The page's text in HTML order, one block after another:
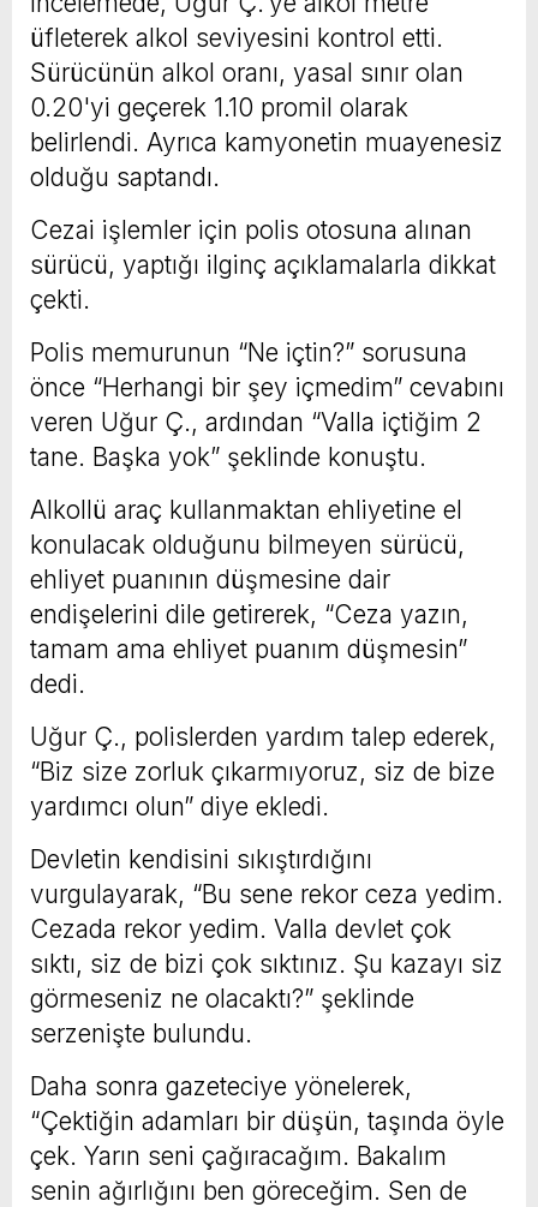
üfleterek alkol seviyesini kontrol etti.
Sürücünün alkol oranı, yasal sınır olan
0.20'yi geçerek 1.10 promil olarak
belirlendi. Ayrıca kamyonetin muayenesiz
olduğu saptandı.
Cezai işlemler için polis otosuna alınan
sürücü, yaptığı ilginç açıklamalarla dikkat
çekti.
Polis memurunun “Ne içtin?” sorusuna
önce “Herhangi bir şey içmedim” cevabını
veren Uğur Ç., ardından “Valla içtiğim 2
tane. Başka yok” şeklinde konuştu.
Alkollü araç kullanmaktan ehliyetine el
konulacak olduğunu bilmeyen sürücü,
ehliyet puanının düşmesine dair
endişelerini dile getirerek, “Ceza yazın,
tamam ama ehliyet puanım düşmesin”
dedi.
Uğur Ç., polislerden yardım talep ederek,
“Biz size zorluk çıkarmıyoruz, siz de bize
yardımcı olun” diye ekledi.
Devletin kendisini sıkıştırdığını
vurgulayarak, “Bu sene rekor ceza yedim.
Cezada rekor yedim. Valla devlet çok
sıktı, siz de bizi çok sıktınız. Şu kazayı siz
görmeseniz ne olacaktı?” şeklinde
serzenişte bulundu.
Daha sonra gazeteciye yönelerek,
“Çektiğin adamları bir düşün, taşında öyle
çek. Yarın seni çağıracağım. Bakalım
senin ağırlığını ben göreceğim. Sen de